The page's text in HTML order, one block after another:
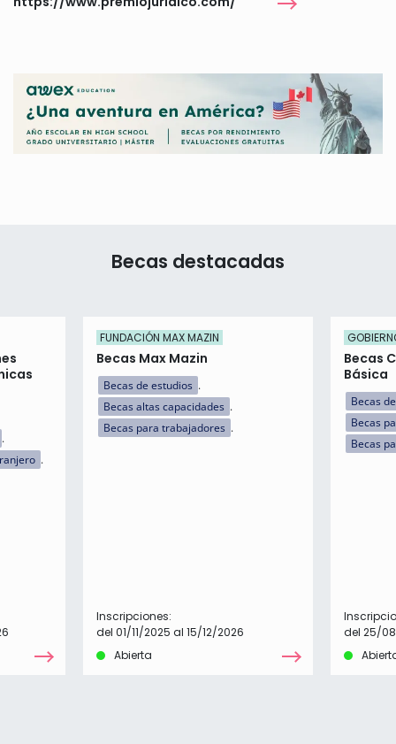
Becas destacadas
FUNDACIÓN MAX MAZIN
Becas Max Mazin
Becas de estudios
Becas altas capacidades
Becas para trabajadores
Inscripciones:
del 01/11/2025 al 15/12/2026
Abierta
Becas
Básica
Becas
Becas
Becas
del 25/